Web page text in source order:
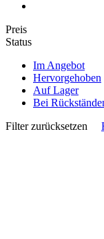
Preis
Status
Im Angebot
Hervorgehoben
Auf Lager
Bei
Filter zurücksetzen